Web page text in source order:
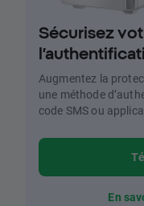
Sécurisez
Augmentez la
une méthode
code SMS ou
En